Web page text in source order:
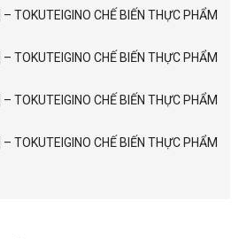
CHẾ BIẾN THỰC PHẨM
CHẾ BIẾN THỰC PHẨM
CHẾ BIẾN THỰC PHẨM
CHẾ BIẾN THỰC PHẨM